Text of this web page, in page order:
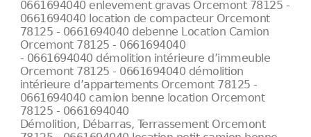
0661694040 enlevement gravas Orcemont 78125 -
0661694040 location de compacteur Orcemont
78125 - 0661694040 debenne Location Camion
Orcemont 78125 - 0661694040
- 0661694040 démolition intérieure d’immeuble
Orcemont 78125 - 0661694040 démolition
intérieure d’appartements Orcemont 78125 -
0661694040 camion benne location Orcemont
78125 - 0661694040
Démolition, Débarras, Terrassement Orcemont